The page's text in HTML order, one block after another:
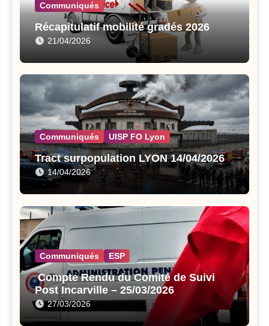
Communiqués
Récapitulatif mobilité gradés 2026
21/04/2026
Communiqués UISP FO Lyon
Tract surpopulation LYON 14/04/2026
14/04/2026
Communiqués ESP
Compte Rendu du Comité de Suivi
Post Incarville – 25/03/2026
27/03/2026